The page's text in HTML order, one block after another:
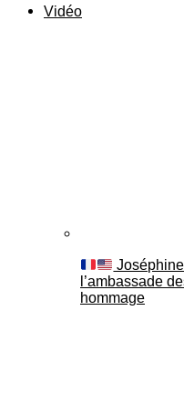
Vidéo
l’ambassade
hommage